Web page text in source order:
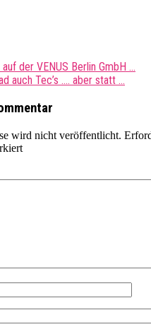
der VENUS Berlin GmbH …
auch Tec’s …. aber statt …
wird nicht veröffentlicht.